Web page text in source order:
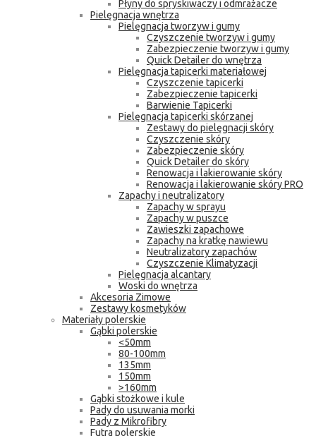
Płyny do spryskiwaczy i odmrażacze
Pielęgnacja wnętrza
Pielęgnacja tworzyw i gumy
Czyszczenie tworzyw i gumy
Zabezpieczenie tworzyw i gumy
Quick Detailer do wnętrza
Pielęgnacja tapicerki materiałowej
Czyszczenie tapicerki
Zabezpieczenie tapicerki
Barwienie Tapicerki
Pielęgnacja tapicerki skórzanej
Zestawy do pielęgnacji skóry
Czyszczenie skóry
Zabezpieczenie skóry
Quick Detailer do skóry
Renowacja i lakierowanie skóry
Renowacja i lakierowanie skóry PRO
Zapachy i neutralizatory
Zapachy w sprayu
Zapachy w puszce
Zawieszki zapachowe
Zapachy na kratkę nawiewu
Neutralizatory zapachów
Czyszczenie Klimatyzacji
Pielęgnacja alcantary
Woski do wnętrza
Akcesoria Zimowe
Zestawy kosmetyków
Materiały polerskie
Gąbki polerskie
<50mm
80-100mm
135mm
150mm
>160mm
Gąbki stożkowe i kule
Pady do usuwania morki
Pady z Mikrofibry
Futra polerskie